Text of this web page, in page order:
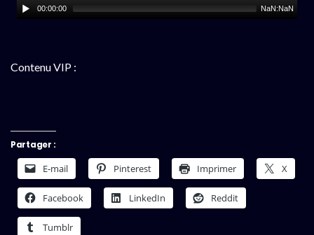
00:00:00 NaN:NaN
Contenu VIP :
Partager :
E-mail Pinterest Imprimer X
Facebook LinkedIn Reddit
Tumblr